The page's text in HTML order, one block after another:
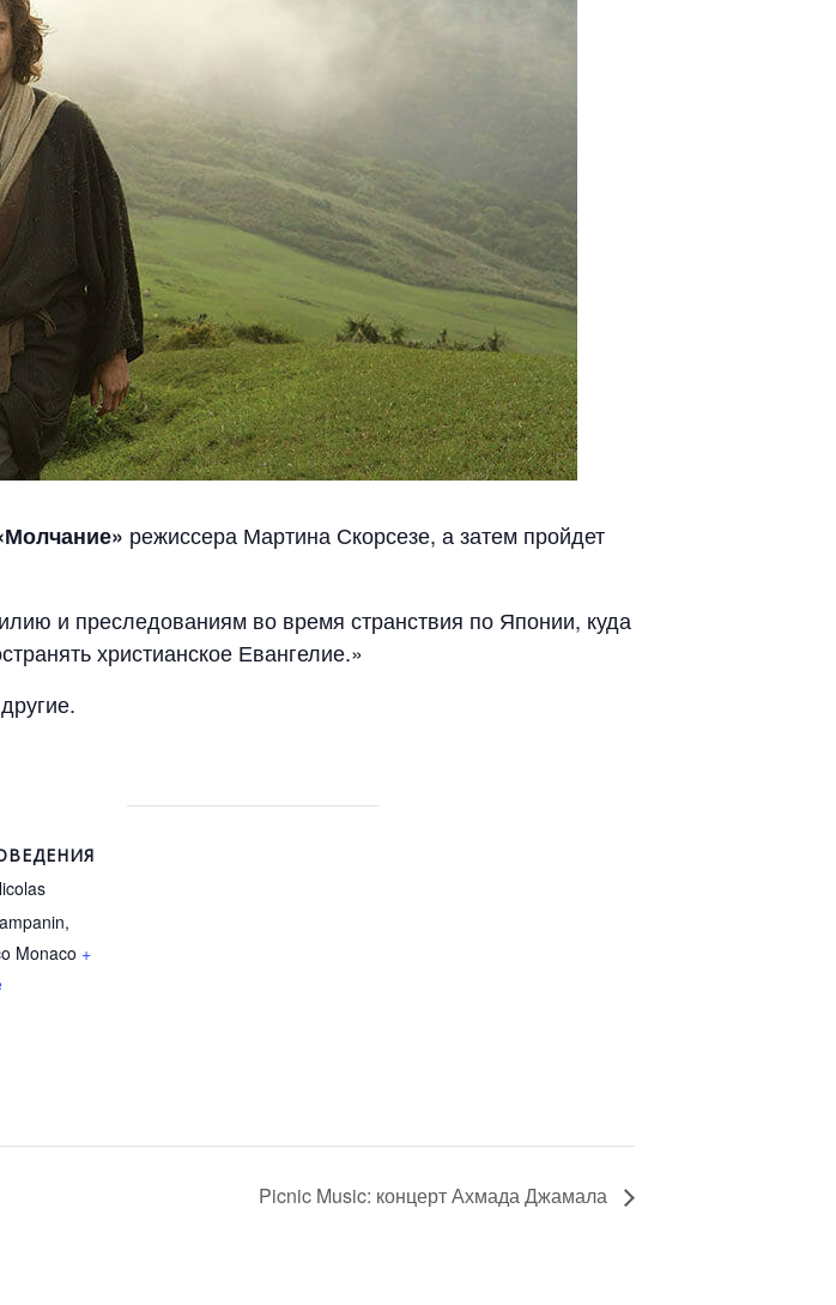
режиссера Мартина Скорсезе, а затем пройдет
и преследованиям во время странствия по Японии, куда
христианское Евангелие.»
Monaco +
Picnic Music: концерт Ахмада Джамала